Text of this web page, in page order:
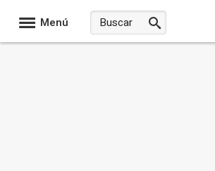
Menú